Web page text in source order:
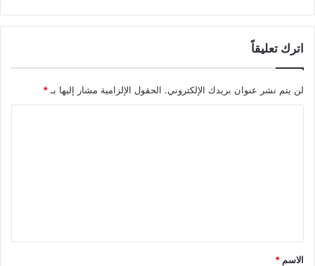
اترك تعليقاً
لن يتم نشر عنوان بريدك الإلكتروني. الحقول الإلزامية مشار إليها بـ*
ق
*
الاسم *